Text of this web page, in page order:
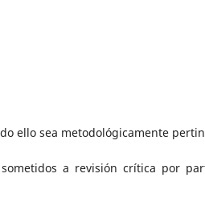
ello sea metodológicamente
a revisión crítica por